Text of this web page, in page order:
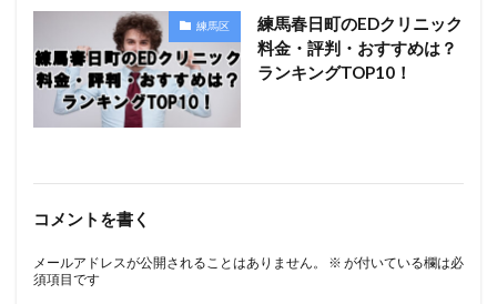
練馬区
練馬春日町のEDクリニック
料金・評判・おすすめは？
ランキングTOP10！
コメントを書く
メールアドレスが公開されることはありません。 ※ が付いている欄は必
須項目です